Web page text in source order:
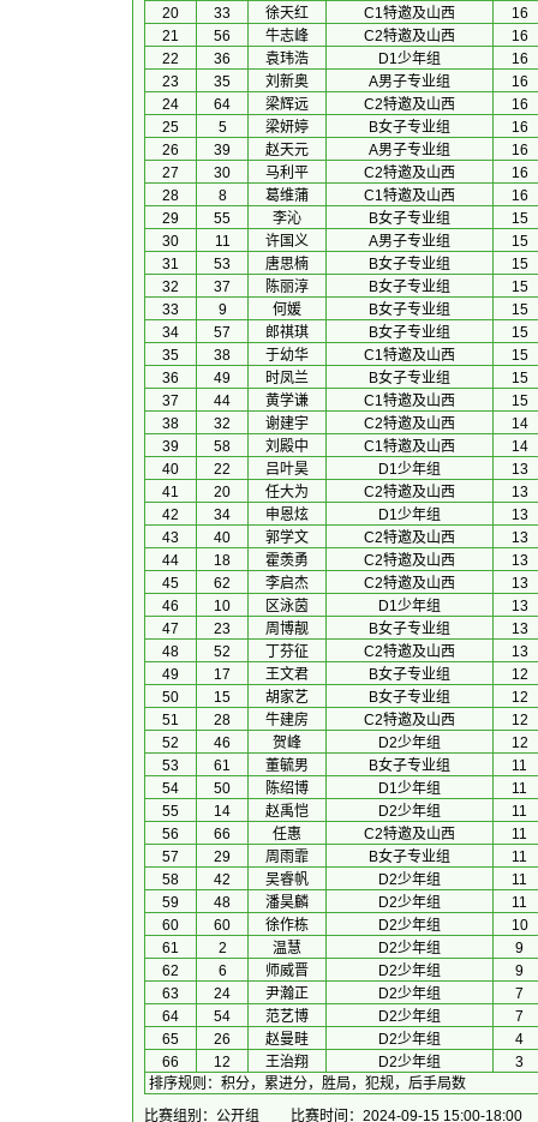
20
33 徐天红 C1特邀及山西
16
21
56 牛志峰 C2特邀及山西
16
22
36 袁玮浩 D1少年组
16
23
35 刘新奥 A男子专业组
16
24
64 梁辉远 C2特邀及山西
16
25
5 梁妍婷 B女子专业组
16
26
39 赵天元 A男子专业组
16
27
30 马利平 C2特邀及山西
16
28
8 葛维蒲 C1特邀及山西
16
29
55 李沁 B女子专业组
15
30
11 许国义 A男子专业组
15
31
53 唐思楠 B女子专业组
15
32
37 陈丽淳 B女子专业组
15
33
9 何媛 B女子专业组
15
34
57 郎祺琪 B女子专业组
15
35
38 于幼华 C1特邀及山西
15
36
49 时凤兰 B女子专业组
15
37
44 黄学谦 C1特邀及山西
15
38
32 谢建宇 C2特邀及山西
14
39
58 刘殿中 C1特邀及山西
14
40
22 吕叶昊 D1少年组
13
41
20 任大为 C2特邀及山西
13
42
34 申恩炫 D1少年组
13
43
40 郭学文 C2特邀及山西
13
44
18 霍羡勇 C2特邀及山西
13
45
62 李启杰 C2特邀及山西
13
46
10 区泳茵 D1少年组
13
47
23 周博靓 B女子专业组
13
48
52 丁芬征 C2特邀及山西
13
49
17 王文君 B女子专业组
12
50
15 胡家艺 B女子专业组
12
51
28 牛建房 C2特邀及山西
12
52
46 贺峰 D2少年组
12
53
61 董毓男 B女子专业组
11
54
50 陈绍博 D1少年组
11
55
14 赵禹恺 D2少年组
11
56
66 任惠 C2特邀及山西
11
57
29 周雨霏 B女子专业组
11
58
42 吴睿帆 D2少年组
11
59
48 潘昊麟 D2少年组
11
60
60 徐作栋 D2少年组
10
61
2 温慧 D2少年组
9
62
6 师威晋 D2少年组
9
63
24 尹瀚正 D2少年组
7
64
54 范艺博 D2少年组
7
65
26 赵曼畦 D2少年组
4
66
12 王治翔 D2少年组
3
排序规则 ： 积分，累进分，胜局，犯规，后手局数
比赛组别：公开组
比赛时间：2024-09-15 15:00-18:00